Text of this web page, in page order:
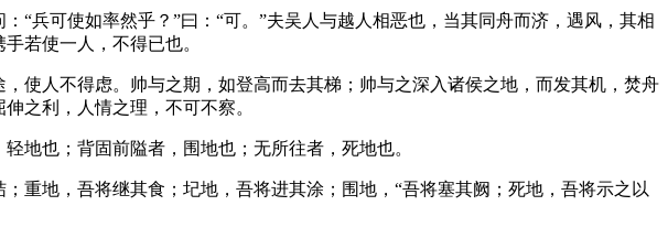
“兵可使如率然乎？”曰：“可。”夫吴人与越人相恶也，当其同舟而济，遇风，其相
若使一人，不得已也。
使人不得虑。帅与之期，如登高而去其梯；帅与之深入诸侯之地，而发其机，焚舟
之利，人情之理，不可不察。
地也；背固前隘者，围地也；无所往者，死地也。
重地，吾将继其食；圮地，吾将进其涂；围地，“吾将塞其阙；死地，吾将示之以